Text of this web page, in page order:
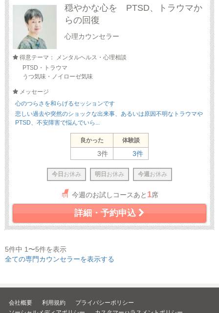
穏やかな心を PTSD、トラウマか
らの回復
心理カウンセラー
得意テーマ： メンタルヘルス・心理相談
PTSD・トラウマ
うつ気味・ノイローゼ気味
メッセージ
心のつらさを和らげるセッションです
悲しい過去や突然のショックな出来事、あるいは原因不明なトラウマや
PTSD、不安障害で悩んでいら...
良かった 体験談
3件 3件
今日 お休み 明日 お休み 今週 お休み
今週のお試しコースあと 1席
詳細・予約申込
5件中 1〜5件を表示
全ての専門カウンセラーを表示する
会社概要 利用規約
プライバシーポリシー